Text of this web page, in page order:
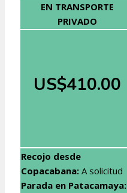
EN TRANSPORTE
PRIVADO
US$410.00
Recojo desde
Copacabana: A solicitud
Parada en Patacamaya: